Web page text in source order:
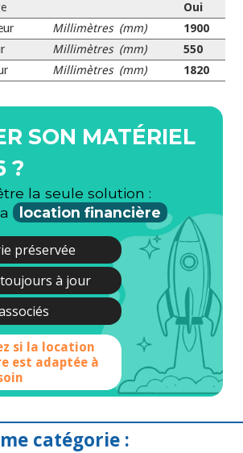
Oui
Millimètres (mm)
1900
Millimètres (mm)
550
Millimètres (mm) 1820
SON MATÉRIEL
?
la seule solution :
location financière
préservée
à jour
si la location
est adaptée à
catégorie :